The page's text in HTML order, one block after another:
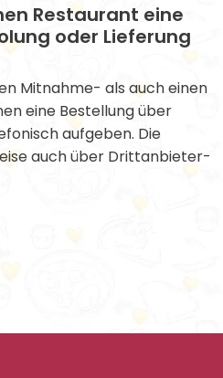
Restaurant eine
oder Lieferung
Mitnahme- als auch einen
eine Bestellung über
aufgeben. Die
auch über Drittanbieter-